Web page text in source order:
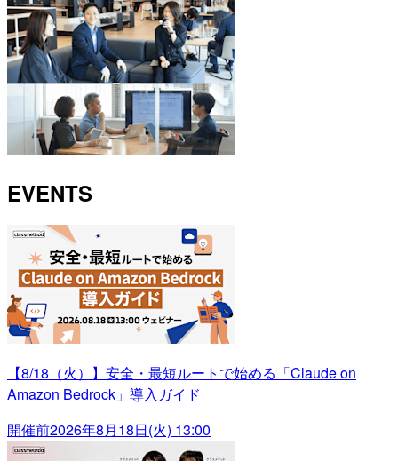
EVENTS
【8/18（火）】安全・最短ルートで始める「Claude on
Amazon Bedrock」導入ガイド
開催前2026年8月18日(火) 13:00